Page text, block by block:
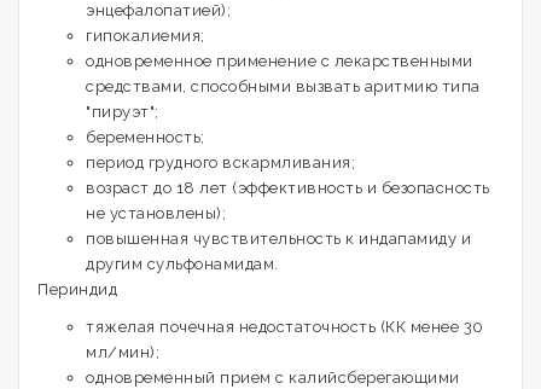
энцефалопатией);
гипокалиемия;
одновременное применение с лекарственными
средствами, способными вызвать аритмию типа
"пируэт";
беременность;
период грудного вскармливания;
возраст до 18 лет (эффективность и безопасность
не установлены);
повышенная чувствительность к индапамиду и
другим сульфонамидам.
Периндид
тяжелая почечная недостаточность (КК менее 30
мл/мин);
одновременный прием с калийсберегающими